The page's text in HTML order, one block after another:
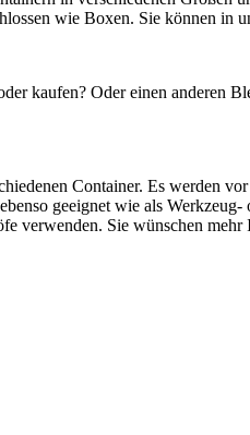
wie Boxen. Sie können
kaufen? Oder einen
Container. Es werden
geeignet wie als
verwenden. Sie wünschen